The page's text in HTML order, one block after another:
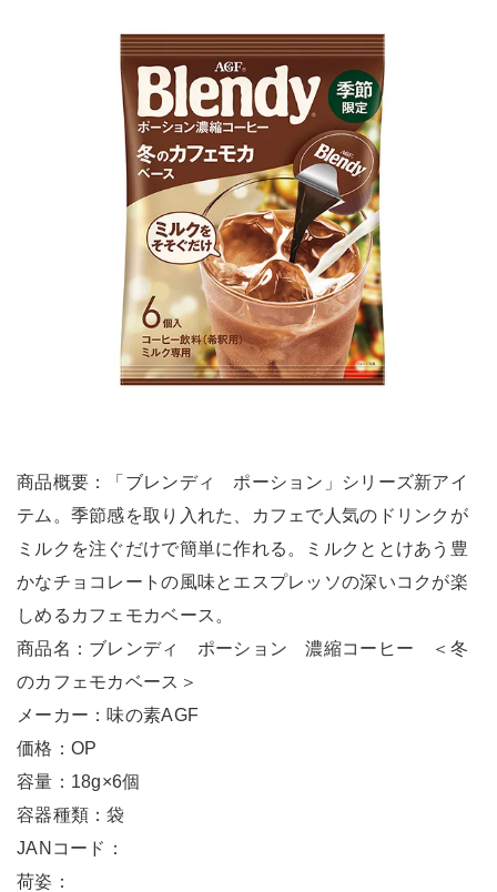
商品概要：「ブレンディ ポーション」シリーズ新アイ
テム。季節感を取り入れた、カフェで人気のドリンクが
ミルクを注ぐだけで簡単に作れる。ミルクととけあう豊
かなチョコレートの風味とエスプレッソの深いコクが楽
しめるカフェモカベース。
商品名：ブレンディ ポーション 濃縮コーヒー ＜冬
のカフェモカベース＞
メーカー：味の素AGF
価格：OP
容量：18g×6個
容器種類：袋
JANコード：
荷姿：